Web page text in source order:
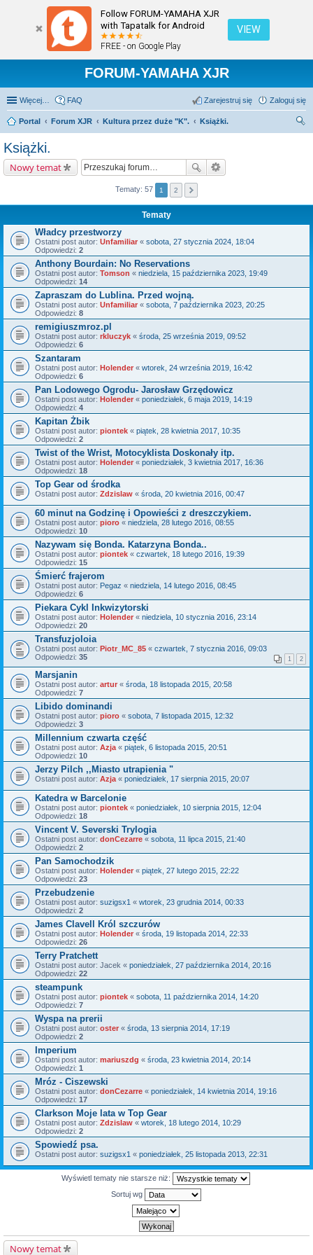
Follow FORUM-YAMAHA XJR
with Tapatalk for Android
FREE - on Google Play
VIEW
FORUM-YAMAHA XJR
Więcej… FAQ Zaloguj się
Zarejestruj się
Portal Forum XJR Kultura przez duże "K".
Książki.
Książki.
Nowy temat
Tematy: 57 1 2
Tematy
Władcy przestworzy
Ostatni post autor: Unfamiliar « sobota, 27 stycznia 2024, 18:04
Odpowiedzi: 2
Anthony Bourdain: No Reservations
Ostatni post autor: Tomson « niedziela, 15 października 2023, 19:49
Odpowiedzi: 14
Zapraszam do Lublina. Przed wojną.
Ostatni post autor: Unfamiliar « sobota, 7 października 2023, 20:25
Odpowiedzi: 8
remigiuszmroz.pl
Ostatni post autor: rkluczyk « środa, 25 września 2019, 09:52
Odpowiedzi: 6
Szantaram
Ostatni post autor: Holender « wtorek, 24 września 2019, 16:42
Odpowiedzi: 6
Pan Lodowego Ogrodu- Jarosław Grzędowicz
Ostatni post autor: Holender « poniedziałek, 6 maja 2019, 14:19
Odpowiedzi: 4
Kapitan Żbik
Ostatni post autor: piontek « piątek, 28 kwietnia 2017, 10:35
Odpowiedzi: 2
Twist of the Wrist, Motocyklista Doskonały itp.
Ostatni post autor: Holender « poniedziałek, 3 kwietnia 2017, 16:36
Odpowiedzi: 18
Top Gear od środka
Ostatni post autor: Zdzislaw « środa, 20 kwietnia 2016, 00:47
60 minut na Godzinę i Opowieści z dreszczykiem.
Ostatni post autor: pioro « niedziela, 28 lutego 2016, 08:55
Odpowiedzi: 10
Nazywam się Bonda. Katarzyna Bonda..
Ostatni post autor: piontek « czwartek, 18 lutego 2016, 19:39
Odpowiedzi: 15
Śmierć frajerom
Ostatni post autor: Pegaz « niedziela, 14 lutego 2016, 08:45
Odpowiedzi: 6
Piekara Cykl Inkwizytorski
Ostatni post autor: Holender « niedziela, 10 stycznia 2016, 23:14
Odpowiedzi: 20
Transfuzjoloia
Ostatni post autor: Piotr_MC_85 « czwartek, 7 stycznia 2016, 09:03
Odpowiedzi: 35 1 2
Marsjanin
Ostatni post autor: artur « środa, 18 listopada 2015, 20:58
Odpowiedzi: 7
Libido dominandi
Ostatni post autor: pioro « sobota, 7 listopada 2015, 12:32
Odpowiedzi: 3
Millennium czwarta część
Ostatni post autor: Azja « piątek, 6 listopada 2015, 20:51
Odpowiedzi: 10
Jerzy Pilch ,,Miasto utrapienia "
Ostatni post autor: Azja « poniedziałek, 17 sierpnia 2015, 20:07
Katedra w Barcelonie
Ostatni post autor: piontek « poniedziałek, 10 sierpnia 2015, 12:04
Odpowiedzi: 18
Vincent V. Severski Trylogia
Ostatni post autor: donCezarre « sobota, 11 lipca 2015, 21:40
Odpowiedzi: 2
Pan Samochodzik
Ostatni post autor: Holender « piątek, 27 lutego 2015, 22:22
Odpowiedzi: 23
Przebudzenie
Ostatni post autor: suzigsx1 « wtorek, 23 grudnia 2014, 00:33
Odpowiedzi: 2
James Clavell Król szczurów
Ostatni post autor: Holender « środa, 19 listopada 2014, 22:33
Odpowiedzi: 26
Terry Pratchett
Ostatni post autor: Jacek « poniedziałek, 27 października 2014, 20:16
Odpowiedzi: 22
steampunk
Ostatni post autor: piontek « sobota, 11 października 2014, 14:20
Odpowiedzi: 7
Wyspa na prerii
Ostatni post autor: oster « środa, 13 sierpnia 2014, 17:19
Odpowiedzi: 2
Imperium
Ostatni post autor: mariuszdg « środa, 23 kwietnia 2014, 20:14
Odpowiedzi: 1
Mróz - Ciszewski
Ostatni post autor: donCezarre « poniedziałek, 14 kwietnia 2014, 19:16
Odpowiedzi: 17
Clarkson Moje lata w Top Gear
Ostatni post autor: Zdzislaw « wtorek, 18 lutego 2014, 10:29
Odpowiedzi: 2
Spowiedź psa.
Ostatni post autor: suzigsx1 « poniedziałek, 25 listopada 2013, 22:31
Wyświetl tematy nie starsze niż:
Sortuj wg
Nowy temat